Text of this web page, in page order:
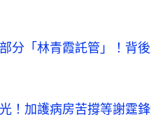
分「林青霞託管」！背
！加護病房苦撐等謝霆